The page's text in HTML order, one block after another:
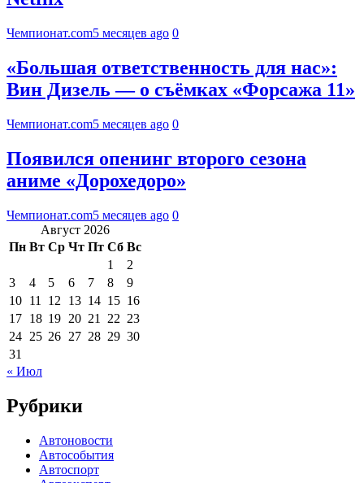
Чемпионат.com5 месяцев ago 0
«Большая ответственность для нас»:
Вин Дизель — о съёмках «Форсажа 11»
Чемпионат.com5 месяцев ago 0
Появился опенинг второго сезона
аниме «Дорохедоро»
Чемпионат.com5 месяцев ago 0
Август 2026
Пн Вт Ср Чт Пт Сб Вс
1
2
3
4 5 6 7 8
9
10 11 12 13 14 15 16
17 18 19 20 21 22 23
24 25 26 27 28 29 30
31
« Июл
Рубрики
Автоновости
Автособытия
Автоспорт